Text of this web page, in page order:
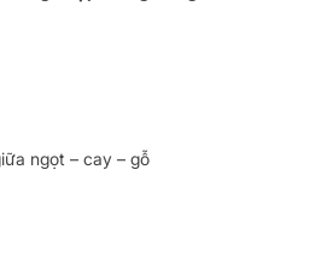
ngọt – cay – gỗ